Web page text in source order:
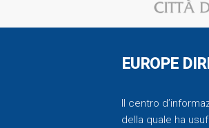
EUROPE
Il centro
della quale ha